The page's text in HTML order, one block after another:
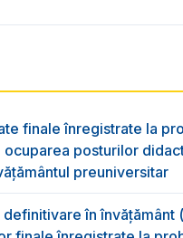
finale înregistrate la
ocuparea posturilor
preuniversitar
în învățământ